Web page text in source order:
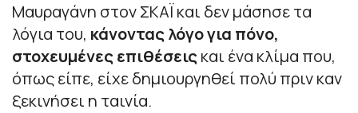
Μαυραγάνη στον ΣΚΑΪ και δεν μάσησε τα
λόγια του, κάνοντας λόγο για πόνο,
στοχευμένες επιθέσειςκαι ένα κλίμα που,
όπως είπε, είχε δημιουργηθεί πολύ πριν καν
ξεκινήσει η ταινία.